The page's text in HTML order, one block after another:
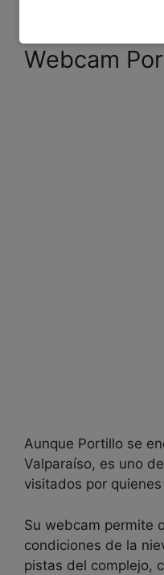
Webcam
Aunque Portillo se
Valparaíso, es uno
visitados por
Su webcam permite
condiciones de la
pistas del complejo,